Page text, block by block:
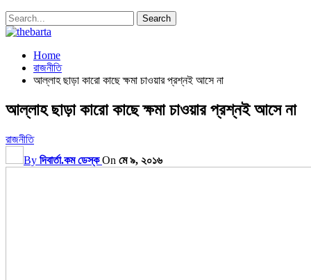
Home
রাজনীতি
আল্লাহ ছাড়া কারো কাছে ক্ষমা চাওয়ার প্রশ্নই আসে না
আল্লাহ ছাড়া কারো কাছে ক্ষমা চাওয়ার প্রশ্নই আসে না
রাজনীতি
By দিবার্তা.কম ডেস্ক On মে ৯, ২০১৬